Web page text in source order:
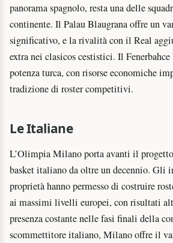
panorama spagnolo, resta una delle
continente. Il Palau Blaugrana offre un
significativo, e la rivalità con il Real
extra nei clasicos cestistici. Il
potenza turca, con risorse economiche
tradizione di roster competitivi.
Le Italiane
L’Olimpia Milano porta avanti il
basket italiano da oltre un decennio. Gli
proprietà hanno permesso di costruire
ai massimi livelli europei, con risultati
presenza costante nelle fasi finali della
scommettitore italiano, Milano offre il